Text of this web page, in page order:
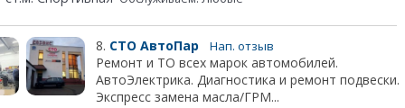
8. СТО АвтоПар Нап. отзыв
Ремонт и ТО всех марок автомобилей.
АвтоЭлектрика. Диагностика и ремонт подвески.
Экспресс замена масла/ГРМ...